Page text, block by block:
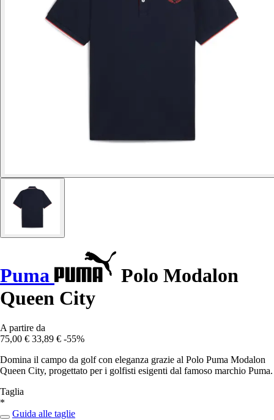
Puma
Polo Modalon
Queen City
A partire da
75,00 € 33,89 € -55%
Domina il campo da golf con eleganza grazie al Polo Puma Modalon
Queen City, progettato per i golfisti esigenti dal famoso marchio Puma.
Taglia
*
Guida alle taglie